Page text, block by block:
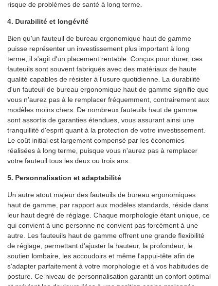
risque de problèmes de santé à long terme.
4. Durabilité et longévité
Bien qu'un fauteuil de bureau ergonomique haut de gamme
puisse représenter un investissement plus important à long
terme, il s'agit d'un placement rentable. Conçus pour durer, ces
fauteuils sont souvent fabriqués avec des matériaux de haute
qualité capables de résister à l'usure quotidienne. La durabilité
d'un fauteuil de bureau ergonomique haut de gamme signifie que
vous n'aurez pas à le remplacer fréquemment, contrairement aux
modèles moins chers. De nombreux fauteuils haut de gamme
sont assortis de garanties étendues, vous assurant ainsi une
tranquillité d'esprit quant à la protection de votre investissement.
Le coût initial est largement compensé par les économies
réalisées à long terme, puisque vous n'aurez pas à remplacer
votre fauteuil tous les deux ou trois ans.
5. Personnalisation et adaptabilité
Un autre atout majeur des fauteuils de bureau ergonomiques
haut de gamme, par rapport aux modèles standards, réside dans
leur haut degré de réglage. Chaque morphologie étant unique, ce
qui convient à une personne ne convient pas forcément à une
autre. Les fauteuils haut de gamme offrent une grande flexibilité
de réglage, permettant d'ajuster la hauteur, la profondeur, le
soutien lombaire, les accoudoirs et même l'appui-tête afin de
s'adapter parfaitement à votre morphologie et à vos habitudes de
posture. Ce niveau de personnalisation garantit un confort optimal